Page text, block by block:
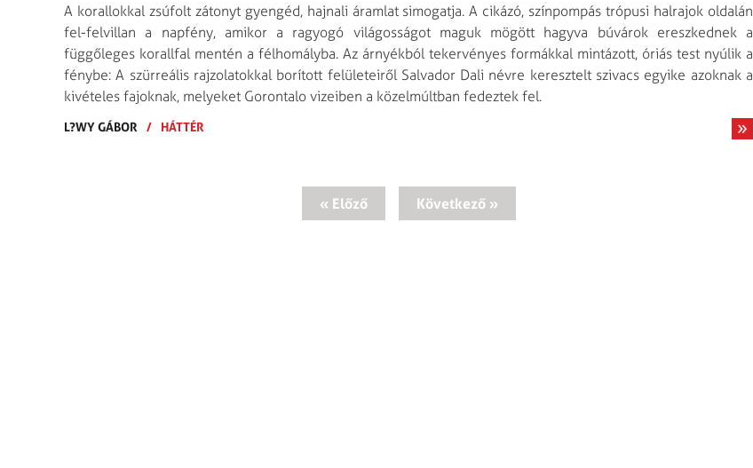
A korallokkal zsúfolt zátonyt gyengéd, hajnali áramlat simogatja. A cikázó, színpompás trópusi halrajok oldalán
fel-felvillan a napfény, amikor a ragyogó világosságot maguk mögött hagyva búvárok ereszkednek a
függőleges korallfal mentén a félhomályba. Az árnyékból tekervényes formákkal mintázott, óriás test nyúlik a
fénybe: A szürreális rajzolatokkal borított felületeiről Salvador Dali névre keresztelt szivacs egyike azoknak a
kivételes fajoknak, melyeket Gorontalo vizeiben a közelmúltban fedeztek fel.
L?WY GÁBOR / HÁTTÉR
« Előző Következő »